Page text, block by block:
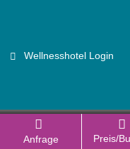
Anfrage Preis/
Wellnesshotel Login
Branchenportal Software
Aktuelle Version: 14.13.0